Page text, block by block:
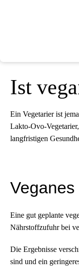
Ist
Ein Vegetarier ist
Lakto-Ovo-
langfristigen
Eine gut geplante
Nährstoffzufuhr bei
Die Ergebnisse
sind und ein